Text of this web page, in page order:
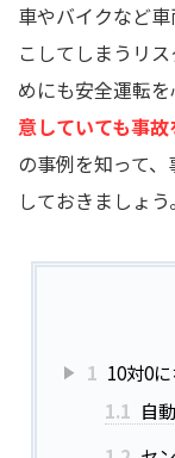
車やバイクなど
こしてしまうリ
めにも安全運転を
意していても事
の事例を知って
しておきましょう。
1 10対0
1.1 自